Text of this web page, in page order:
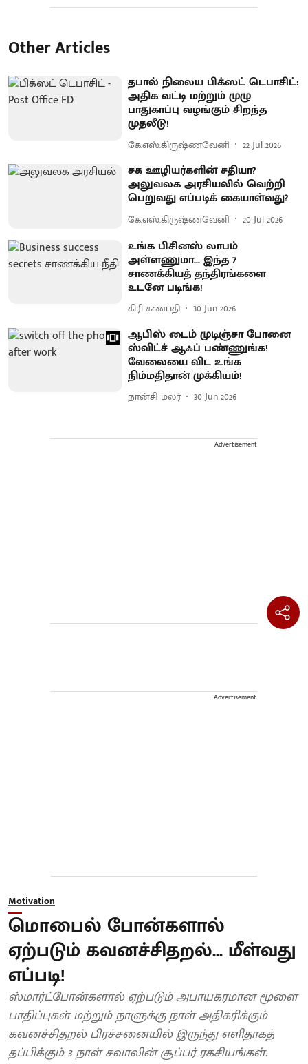
Other Articles
தபால் நிலைய பிக்ஸட் டெபாசிட்:
அதிக வட்டி மற்றும் முழு
பாதுகாப்பு வழங்கும் சிறந்த
முதலீடு!
கே.எஸ்.கிருஷ்ணவேனி 22 Jul 2026
சக ஊழியர்களின் சதியா?
அலுவலக அரசியலில் வெற்றி
பெறுவது எப்படிக் கையாள்வது?
கே.எஸ்.கிருஷ்ணவேனி 20 Jul 2026
உங்க பிசினஸ் லாபம்
அள்ளணுமா... இந்த 7
சாணக்கியத் தந்திரங்களை
உடனே படிங்க!
கிரி கணபதி 30 Jun 2026
ஆபிஸ் டைம் முடிஞ்சா போனை
ஸ்விட்ச் ஆஃப் பண்ணுங்க!
வேலையை விட உங்க
நிம்மதிதான் முக்கியம்!
நான்சி மலர் 30 Jun 2026
Advertisement
Advertisement
Motivation
மொபைல் போன்களால்
ஏற்படும் கவனச்சிதறல்... மீள்வது
எப்படி!
ஸ்மார்ட்போன்களால் ஏற்படும் அபாயகரமான மூளை
பாதிப்புகள் மற்றும் நாளுக்கு நாள் அதிகரிக்கும்
கவனச்சிதறல் பிரச்சனையில் இருந்து எளிதாகத்
தப்பிக்கும் 3 நாள் சவாலின் சூப்பர் ரகசியங்கள்.